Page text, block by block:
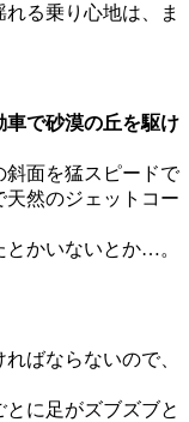
る乗り心地は、ま
車で砂漠の丘を駆け
斜面を猛スピードで
然のジェットコー
かいないとか…。
ばならないので、
に足がズブズブと